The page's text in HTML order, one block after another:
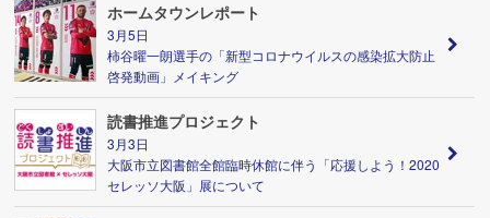
ホームタウンレポート
3月5日
柿谷曜一朗選手の「新型コロナウイルスの感染拡大防止
啓発動画」メイキング
読書推進プロジェクト
3月3日
大阪市立図書館全館臨時休館に伴う「応援しよう！2020
セレッソ大阪」展について